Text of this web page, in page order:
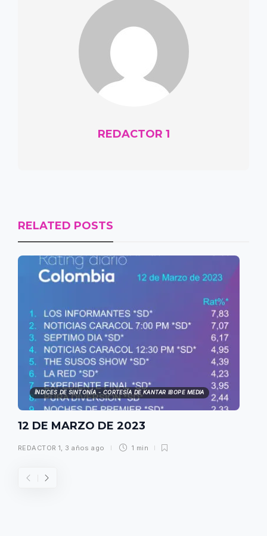
REDACTOR 1
RELATED POSTS
ÍNDICES DE SINTONÍA - CORTESÍA DE KANTAR IBOPE MEDIA
12 DE MARZO DE 2023
REDACTOR 1, 3 años ago 1 min